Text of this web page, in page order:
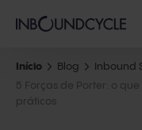
Início Blog
Inbound
5 Forças de Porter: o
práticos